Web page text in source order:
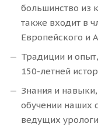
большинство из
также входит в
Европейского и
Традиции и
150-летней
Знания и
обучении наших
ведущих